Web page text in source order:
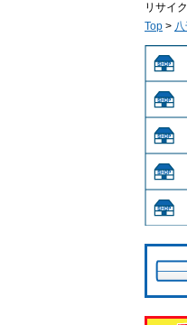
リサイ
Top >